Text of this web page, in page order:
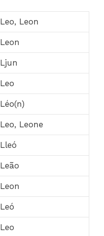
Leo, Leon
Leon
Ljun
Leo
Léo(n)
Leo, Leone
Lleó
Leão
Leon
Leó
Leo